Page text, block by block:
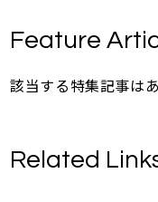
Feature
該当する特集記事は
Related